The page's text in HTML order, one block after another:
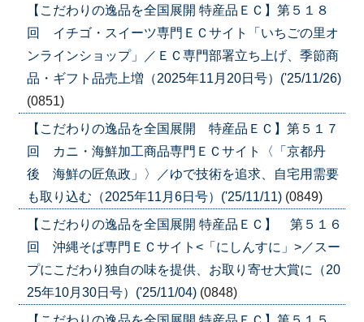
【こだわりの逸品を全国展開 特産品ＥＣ】第５１８
回 イチゴ・スイーツ専門ＥＣサイト「いちごの里オ
ンラインショップ」／ＥＣ専門部署立ち上げ、季節商
品・ギフト品売上増（2025年11月20日号）('25/11/26)
(0851)
【こだわりの逸品を全国展開 特産品ＥＣ】第５１７
回 カニ・海鮮加工商品専門ＥＣサイト〈「京都丹
後 海鮮の匠魚政」〉／ゆで技術を追求、自宅用需要
も取り込む（2025年11月6日号）('25/11/11) (0849)
【こだわりの逸品を全国展開 特産品ＥＣ】 第５１６
回 沖縄そば専門ＥＣサイト<「にしんすに」>／スー
プにこだわり独自の味を提供、お取り寄せ大賞に（20
25年10月30日号）('25/11/04) (0848)